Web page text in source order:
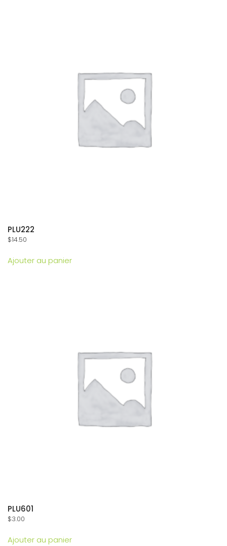
PLU222
$14.50
Ajouter au panier
PLU601
$3.00
Ajouter au panier